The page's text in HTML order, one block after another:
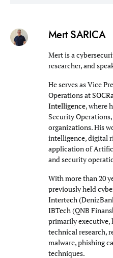
Mert SARICA
Mert is a
researcher, and
He serves as Vice
Operations at
Intelligence, where
Security
organizations. His
intelligence, digital
application of
and security
With more than 20
previously held
Intertech
IBTech (QNB
primarily executive,
technical research,
malware, phishing
techniques.